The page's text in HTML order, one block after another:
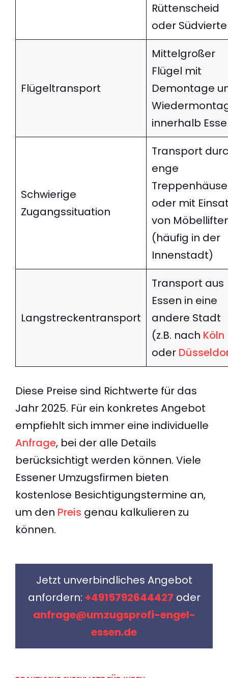
Rüttenscheid
oder
Flügeltransport
Mittelgroßer
Flügel mit
Demontage
innerhalb
Schwierige
Zugangssituation
Transport
enge
oder mit
von
(häufig in der
Innenstadt)
Langstreckentransport
Transport aus
Essen in eine
andere Stadt
(z.B. nach Köln
oder
Diese Preise sind Richtwerte für das
Jahr 2025. Für ein konkretes Angebot
empfiehlt sich immer eine individuelle
Anfrage, bei der alle Details
berücksichtigt werden können. Viele
Essener Umzugsfirmen bieten
kostenlose Besichtigungstermine an,
um den Preis genau kalkulieren zu
können.
Jetzt unverbindliches Angebot
anfordern: +4915792644427 oder
anfrage@umzugsprofi-engel-
essen.de